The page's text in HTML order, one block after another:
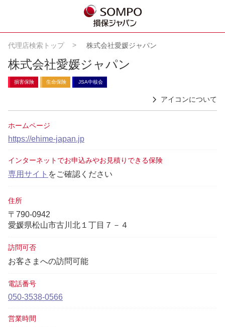
代理店検索トップ 株式会社愛媛ジャパン
株式会社愛媛ジャパン
損害保険 生命保険 JSA中核会
アイコンについて
ホームページ
https://ehime-japan.jp
インターネットでお申込みやお見積りできる保険
専用サイト をご確認ください
住所
〒790-0942
愛媛県松山市古川北１丁目７－４
訪問可否
お客さまへの訪問可能
電話番号
050-3538-0566
営業時間